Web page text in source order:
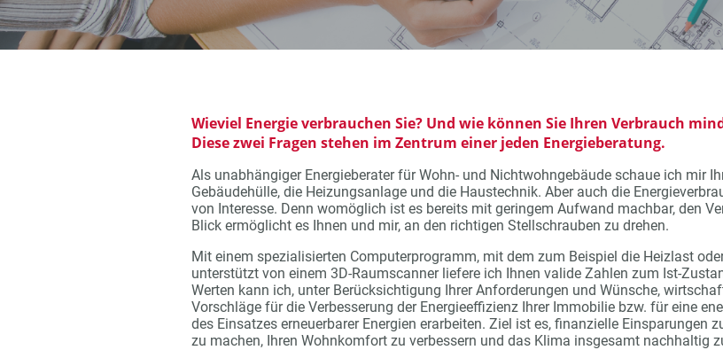
Wieviel Energie verbrauchen Sie? Und wie können Sie Ihren Verbrauch
Diese zwei Fragen stehen im Zentrum einer jeden Energieberatung.
Als unabhängiger Energieberater für Wohn- und Nichtwohngebäude schaue ich mir
Gebäudehülle, die Heizungsanlage und die Haustechnik. Aber auch die
von Interesse. Denn womöglich ist es bereits mit geringem Aufwand machbar, den
Blick ermöglicht es Ihnen und mir, an den richtigen Stellschrauben zu drehen.
Mit einem spezialisierten Computerprogramm, mit dem zum Beispiel die Heizlast
unterstützt von einem 3D-Raumscanner liefere ich Ihnen valide Zahlen zum Ist-
Werten kann ich, unter Berücksichtigung Ihrer Anforderungen und Wünsche,
Vorschläge für die Verbesserung der Energieeffizienz Ihrer Immobilie bzw. für eine
des Einsatzes erneuerbarer Energien erarbeiten. Ziel ist es, finanzielle Einsparungen
zu machen, Ihren Wohnkomfort zu verbessern und das Klima insgesamt nachhaltig